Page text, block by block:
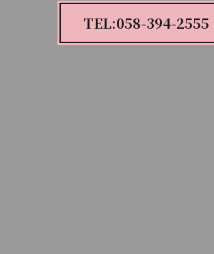
TEL:058-394-2555